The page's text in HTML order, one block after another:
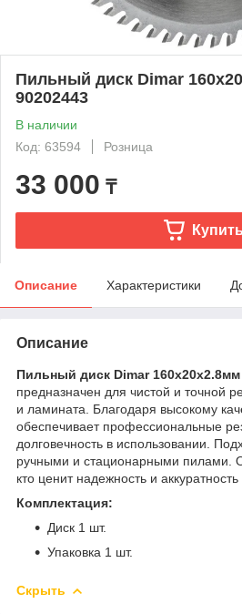
Пильный диск Dimar
90202443
В наличии
Код: 63594
Розница
33 000 ₸
Купить
Описание Характеристики
Описание
Пильный диск Dimar 160х20х2.8мм
предназначен для чистой и точной
и ламината. Благодаря высокому
обеспечивает профессиональные
долговечность в использовании.
ручными и стационарными пилами.
кто ценит надежность и аккуратность
Комплектация:
Диск 1 шт.
Упаковка 1 шт.
Скрыть